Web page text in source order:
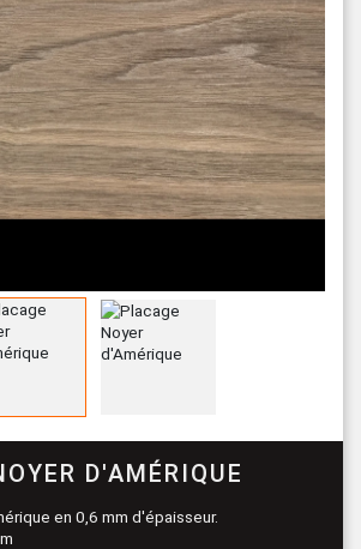
D'AMÉRIQUE
en 0,6 mm d'épaisseur.